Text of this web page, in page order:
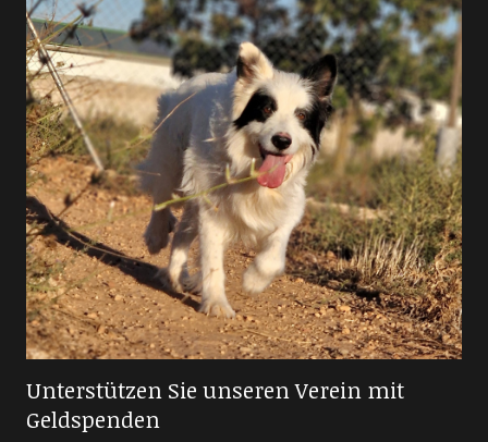
Unterstützen Sie unseren Verein mit
Geldspenden